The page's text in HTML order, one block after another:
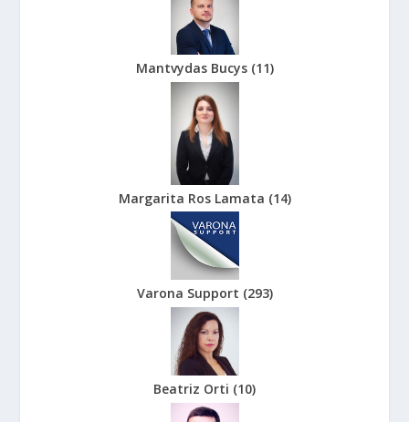
Mantvydas Bucys (11)
Margarita Ros Lamata (14)
Varona Support (293)
Beatriz Orti (10)